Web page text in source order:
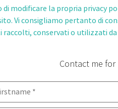
di modificare la propria privacy
Vi consigliamo pertanto di
conservati o utilizzati da
Contact me